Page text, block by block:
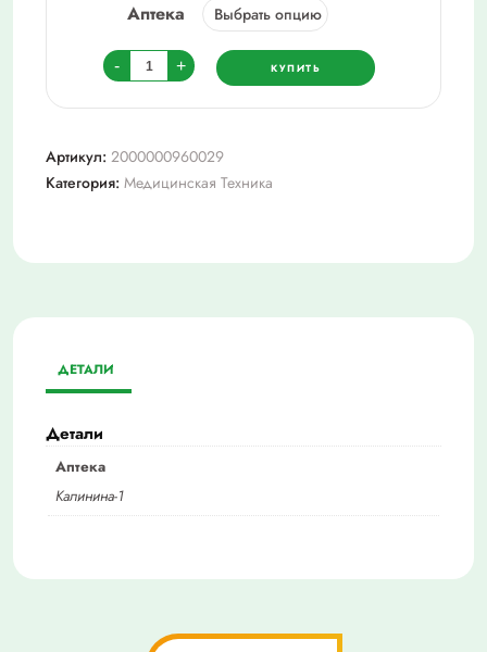
Аптека
-
Количество
товара
Термометр
"
Д
+ КУПИТЬ
Артикул: 2000000960029
Категория: Медицинская Техника
ДЕТАЛИ
Детали
Аптека
Калинина-1